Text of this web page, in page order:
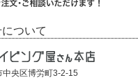
ついて
央区博労町3-2-15